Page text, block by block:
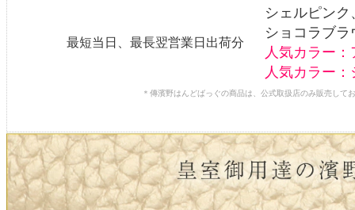
最短当日、最長翌営業日出荷分
シェルピン
ショコラブ
人気カラー
人気カラー
＊傳濱野はんどばっぐの商品は、公式取扱店のみ販売して